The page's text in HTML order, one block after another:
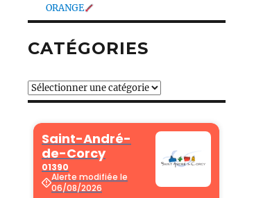
ORANGE
CATÉGORIES
Catégories